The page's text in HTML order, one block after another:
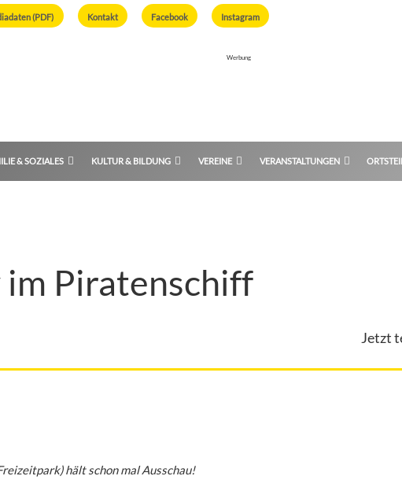
(PDF) Kontakt Facebook Instagram
Werbung
& SOZIALES KULTUR & BILDUNG VEREINE VERANSTALTUNGEN
Piratenschiff
Jetzt
hält schon mal Ausschau!